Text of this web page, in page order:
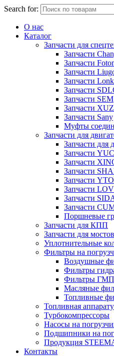
Search for:
О нас
Каталог
Запчасти для
Запчасти
Запчасти
Запчасти
Запчасти
Запчасти
Запчасти SEM
Запчасти
Запчасти Sany
Муфты
Запчасти для
Запчасти для
Запчасти
Запчасти
Запчасти
Запчасти YTO
Запчасти
Запчасти
Запчасти
Поршневые
Запчасти для КПП
Запчасти для мостов
Уплотнительные
Фильтры на
Воздушные
Фильтры
Фильтры ГМП
Масляные
Топливные
Топливная
Турбокомпрессоры
Насосы на
Подшипники на
Продукция
Контакты